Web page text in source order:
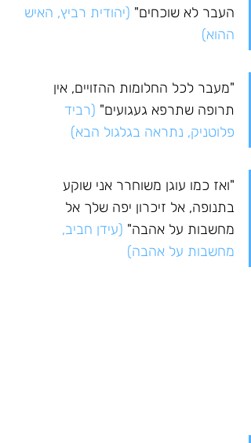
העבר לא שוכחים" (יהודית רביץ, האיש
ההוא)
"מעבר לכל החלומות ההזויים, אין
תרופה שתרפא געגועים" (רביד
פלוטניק, נתראה בגלגול הבא)
"ואז כמו עוגן משוחרר אני שוקע
בתנופה, אל זיכרון יפה שלך אל
מחשבות על אהבה" (עידן חביב,
מחשבות על אהבה)